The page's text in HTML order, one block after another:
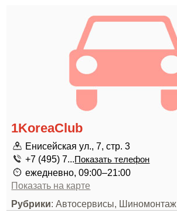
1KoreaClub
Енисейская ул., 7, стр. 3
+7 (495) 7...Показать телефон
ежедневно, 09:00–21:00
Показать на карте
Рубрики: Автосервисы, Шиномонтаж